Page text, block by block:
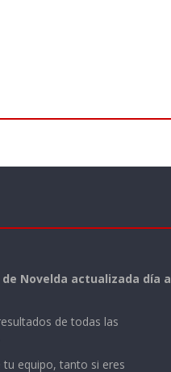
Novelda actualizada día a
de todas las
equipo, tanto si eres